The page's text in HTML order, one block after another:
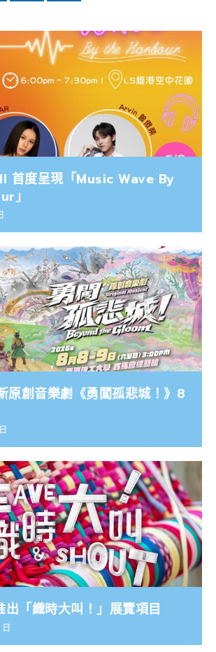
首度呈現「Music Wave By
」
原創音樂劇《勇闖孤悲城！》8
出「織時大叫！」展覽項目